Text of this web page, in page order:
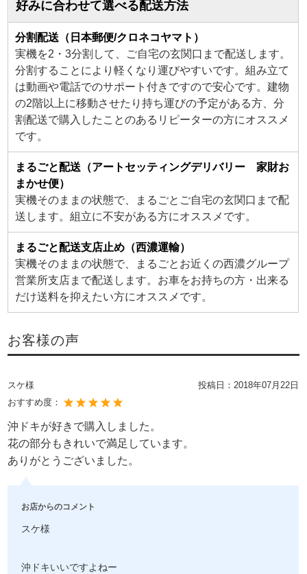
好みに合わせて選べる配送方法
分割配送（日本郵便/クロネコヤマト）
実機を2・3分割して、ご自宅の玄関口まで配送します。
分割することにより軽くなり運びやすいです。組み立て
は動画や電話でのサポート付きですので安心です。建物
の2階以上に移動させたり持ち運びの予定がある方、分
割配送で購入したことのあるリピーターの方にオススメ
です。
まるごと配送（アートセッティングデリバリー 家財お
まかせ便）
実機そのままの状態で、まるごとご自宅の玄関口まで配
送します。組立に不安がある方にオススメです。
まるごと配送支店止め（西濃運輸）
実機そのままの状態で、まるごとお近くの西濃グループ
営業所支店まで配送します。お車をお持ちの方・出来る
だけ送料を抑えたい方にオススメです。
お客様の声
スケ様 投稿日：2018年07月22日
おすすめ度：
沖ドキが好きで購入しました。
花の部分もきれいで満足しています。
ありがとうございました。
お店からのコメント
スケ様
沖ドキいいですよねー